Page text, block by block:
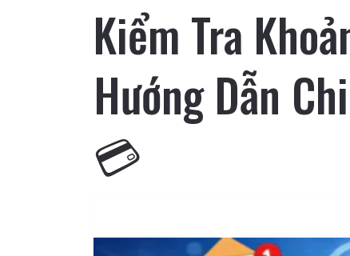
Kiểm Tra
Hướng Dẫn
💳